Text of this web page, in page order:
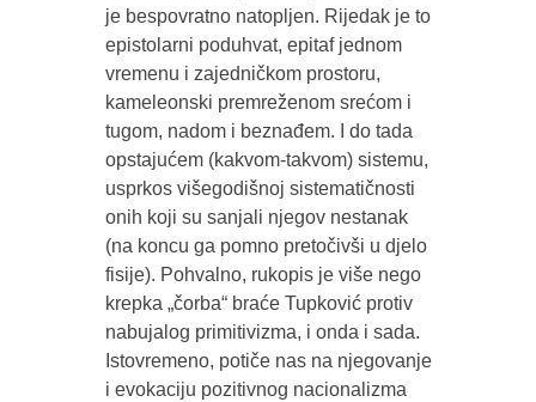
je bespovratno natopljen. Rijedak je to
epistolarni poduhvat, epitaf jednom
vremenu i zajedničkom prostoru,
kameleonski premreženom srećom i
tugom, nadom i beznađem. I do tada
opstajućem (kakvom-takvom) sistemu,
usprkos višegodišnoj sistematičnosti
onih koji su sanjali njegov nestanak
(na koncu ga pomno pretočivši u djelo
fisije). Pohvalno, rukopis je više nego
krepka „čorba“ braće Tupković protiv
nabujalog primitivizma, i onda i sada.
Istovremeno, potiče nas na njegovanje
i evokaciju pozitivnog nacionalizma